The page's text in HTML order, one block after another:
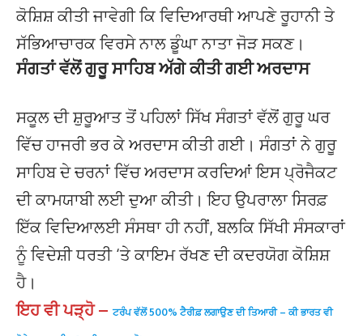
ਕੋਸ਼ਿਸ਼ ਕੀਤੀ ਜਾਵੇਗੀ ਕਿ ਵਿਦਿਆਰਥੀ ਆਪਣੇ ਰੂਹਾਨੀ ਤੇ
ਸੱਭਿਆਚਾਰਕ ਵਿਰਸੇ ਨਾਲ ਡੂੰਘਾ ਨਾਤਾ ਜੋੜ ਸਕਣ।
ਸੰਗਤਾਂ ਵੱਲੋਂ ਗੁਰੂ ਸਾਹਿਬ ਅੱਗੇ ਕੀਤੀ ਗਈ ਅਰਦਾਸ
ਸਕੂਲ ਦੀ ਸ਼ੁਰੂਆਤ ਤੋਂ ਪਹਿਲਾਂ ਸਿੱਖ ਸੰਗਤਾਂ ਵੱਲੋਂ ਗੁਰੂ ਘਰ
ਵਿੱਚ ਹਾਜਰੀ ਭਰ ਕੇ ਅਰਦਾਸ ਕੀਤੀ ਗਈ। ਸੰਗਤਾਂ ਨੇ ਗੁਰੂ
ਸਾਹਿਬ ਦੇ ਚਰਨਾਂ ਵਿੱਚ ਅਰਦਾਸ ਕਰਦਿਆਂ ਇਸ ਪ੍ਰੋਜੈਕਟ
ਦੀ ਕਾਮਯਾਬੀ ਲਈ ਦੁਆ ਕੀਤੀ। ਇਹ ਉਪਰਾਲਾ ਸਿਰਫ਼
ਇੱਕ ਵਿਦਿਆਲਈ ਸੰਸਥਾ ਹੀ ਨਹੀਂ, ਬਲਕਿ ਸਿੱਖੀ ਸੰਸਕਾਰਾਂ
ਨੂੰ ਵਿਦੇਸ਼ੀ ਧਰਤੀ ‘ਤੇ ਕਾਇਮ ਰੱਖਣ ਦੀ ਕਦਰਯੋਗ ਕੋਸ਼ਿਸ਼
ਹੈ।
ਇਹ ਵੀ ਪੜ੍ਹੋ – ਟਰੰਪ ਵੱਲੋਂ 500% ਟੈਰੀਫ਼ ਲਗਾਉਣ ਦੀ ਤਿਆਰੀ – ਕੀ ਭਾਰਤ ਵੀ